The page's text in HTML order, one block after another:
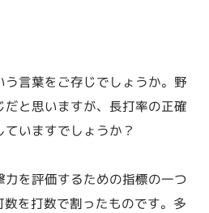
言葉をご存じでしょうか。野
と思いますが、長打率の正確
いますでしょうか？
を評価するための指標の一つ
を打数で割ったものです。多